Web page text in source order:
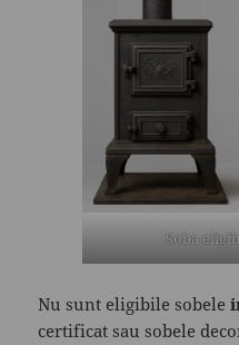
Soba
Nu sunt eligibile sobele
certificat sau sobele